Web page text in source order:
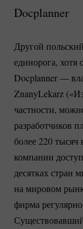
Docplanner
Другой
единорога,
Docplanner —
ZnanyLekarz
частности,
разработчиков
более 220
компании
десятках стран
на мировом
фирма